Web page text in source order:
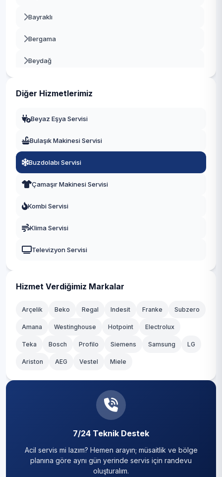
Bayraklı
Bergama
Beydağ
Kınık
Kiraz
Narlıdere
Diğer Hizmetlerimiz
Beyaz Eşya Servisi
Bulaşık Makinesi Servisi
Buzdolabı Servisi
Çamaşır Makinesi Servisi
Kombi Servisi
Klima Servisi
Televizyon Servisi
Hizmet Verdiğimiz Markalar
Arçelik Beko Regal Indesit Franke Subzero
Amana Westinghouse Hotpoint Electrolux
Teka Bosch Profilo Siemens Samsung LG
Ariston AEG Vestel Miele
7/24 Teknik Destek
Acil servis mi lazım? Hemen arayın; müsaitlik ve bölge
planına göre aynı gün yerinde servis için randevu
oluşturalım.